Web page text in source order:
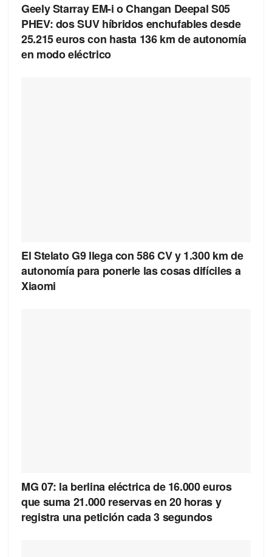
Geely Starray EM-i o Changan Deepal S05
PHEV: dos SUV híbridos enchufables desde
25.215 euros con hasta 136 km de autonomía
en modo eléctrico
El Stelato G9 llega con 586 CV y 1.300 km de
autonomía para ponerle las cosas difíciles a
Xiaomi
MG 07: la berlina eléctrica de 16.000 euros
que suma 21.000 reservas en 20 horas y
registra una petición cada 3 segundos